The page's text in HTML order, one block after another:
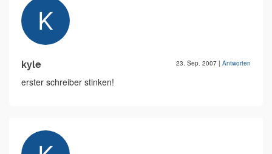
kyle 23. Sep. 2007 | Antworten
erster schreiber stinken!